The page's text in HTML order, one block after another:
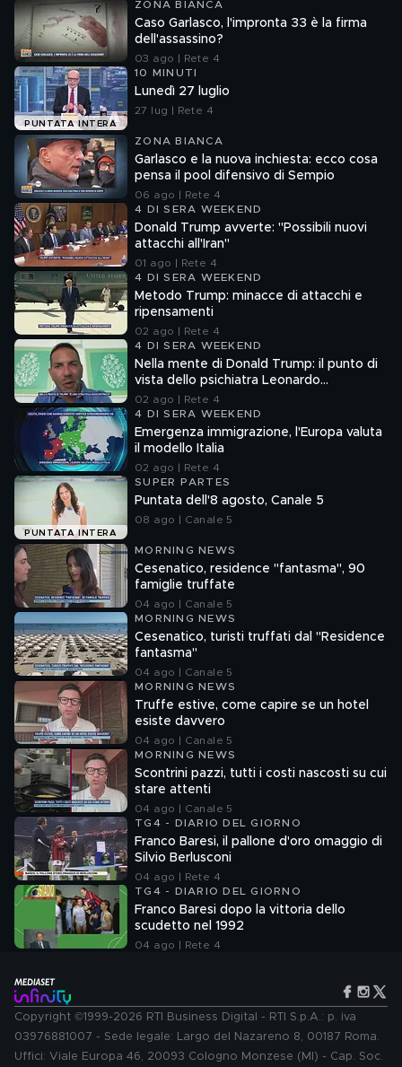
ZONA BIANCA
Caso Garlasco, l'impronta 33 è la firma
dell'assassino?
03 ago | Rete 4
PUNTATA INTERA
10 MINUTI
Lunedì 27 luglio
27 lug | Rete 4
ZONA BIANCA
Garlasco e la nuova inchiesta: ecco cosa
pensa il pool difensivo di Sempio
06 ago | Rete 4
4 DI SERA WEEKEND
Donald Trump avverte: "Possibili nuovi
attacchi all'Iran"
01 ago | Rete 4
4 DI SERA WEEKEND
Metodo Trump: minacce di attacchi e
ripensamenti
02 ago | Rete 4
4 DI SERA WEEKEND
Nella mente di Donald Trump: il punto di
vista dello psichiatra Leonardo
Mendolicchio
02 ago | Rete 4
4 DI SERA WEEKEND
Emergenza immigrazione, l'Europa valuta
il modello Italia
02 ago | Rete 4
PUNTATA INTERA
SUPER PARTES
Puntata dell'8 agosto, Canale 5
08 ago | Canale 5
MORNING NEWS
Cesenatico, residence "fantasma", 90
famiglie truffate
04 ago | Canale 5
MORNING NEWS
Cesenatico, turisti truffati dal "Residence
fantasma"
04 ago | Canale 5
MORNING NEWS
Truffe estive, come capire se un hotel
esiste davvero
04 ago | Canale 5
MORNING NEWS
Scontrini pazzi, tutti i costi nascosti su cui
stare attenti
04 ago | Canale 5
TG4 - DIARIO DEL GIORNO
Franco Baresi, il pallone d'oro omaggio di
Silvio Berlusconi
04 ago | Rete 4
TG4 - DIARIO DEL GIORNO
Franco Baresi dopo la vittoria dello
scudetto nel 1992
04 ago | Rete 4
Copyright ©1999-2026 RTI Business Digital - RTI S.p.A.: p. iva
03976881007 - Sede legale: Largo del Nazareno 8, 00187 Roma.
Uffici: Viale Europa 46, 20093 Cologno Monzese (MI) - Cap. Soc.